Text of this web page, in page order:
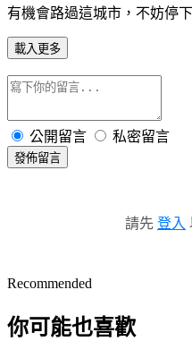
有機會路過這城市，不妨停
載入更多
公開留言 私密留言
發佈留言
請先 登入
Recommended
你可能也喜歡